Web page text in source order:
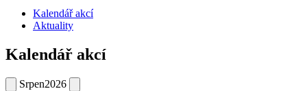
Kalendář akcí
Aktuality
Kalendář akcí
Srpen2026